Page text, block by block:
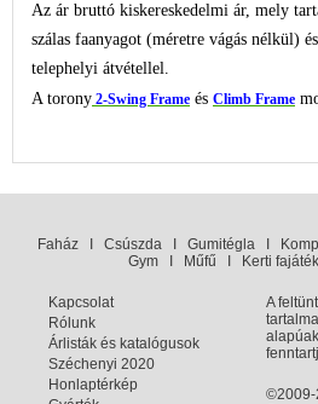
Az ár bruttó kiskereskedelmi ár, mely
szálas faanyagot (méretre vágás nélkül)
telephelyi átvétellel.
A torony 2-Swing Frame és Climb Frame
FaházI CsúszdaI GumitéglaI
GymI Műfű Kerti
Kapcsolat
Rólunk
Árlisták és katalógusok
Széchenyi 2020
Honlaptérkép
A
©2009-